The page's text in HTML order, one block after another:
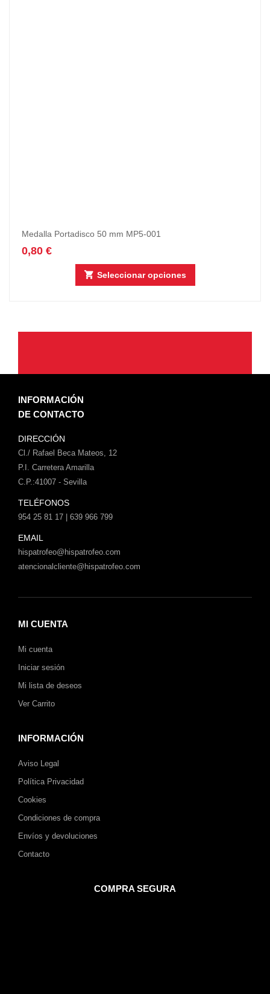
Medalla Portadisco 50 mm MP5-001
0,80 €
Seleccionar opciones
INFORMACIÓN
DE CONTACTO
DIRECCIÓN
Cl./ Rafael Beca Mateos, 12
P.I. Carretera Amarilla
C.P.:41007 - Sevilla
TELÉFONOS
954 25 81 17 | 639 966 799
EMAIL
hispatrofeo@hispatrofeo.com
atencionalcliente@hispatrofeo.com
MI CUENTA
Mi cuenta
Iniciar sesión
Mi lista de deseos
Ver Carrito
INFORMACIÓN
Aviso Legal
Política Privacidad
Cookies
Condiciones de compra
Envíos y devoluciones
Contacto
COMPRA SEGURA